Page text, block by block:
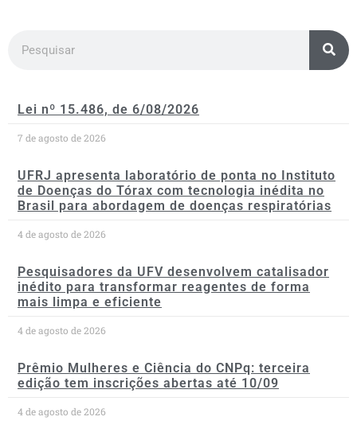
Lei nº 15.486, de 6/08/2026
7 de agosto de 2026
UFRJ apresenta laboratório de ponta no Instituto
de Doenças do Tórax com tecnologia inédita no
Brasil para abordagem de doenças respiratórias
4 de agosto de 2026
Pesquisadores da UFV desenvolvem catalisador
inédito para transformar reagentes de forma
mais limpa e eficiente
4 de agosto de 2026
Prêmio Mulheres e Ciência do CNPq: terceira
edição tem inscrições abertas até 10/09
4 de agosto de 2026